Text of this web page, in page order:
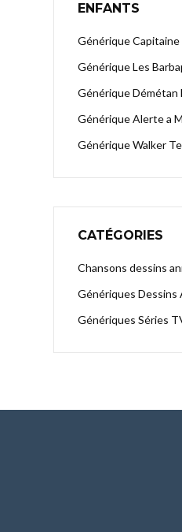
ENFANTS
Générique Capitaine
Générique Les
Générique Démétan
Générique Alerte a
Générique Walker
CATÉGORIES
Chansons dessins
Génériques Dessins
Génériques Séries